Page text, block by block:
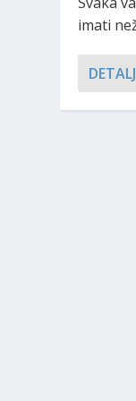
imati